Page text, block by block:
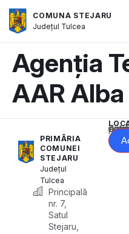
COMUNA STEJARU
Județul Tulcea
Agenția
AAR Alba
PRIMĂRIA
COMUNEI
STEJARU
Județul
Tulcea
Principală
nr. 7,
Satul
Stejaru,
Acest conținut este blocat până când acceptați categoria corespunzătoare de cookie-uri.